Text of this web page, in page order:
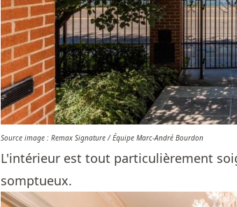
Source image : Remax Signature / Équipe Marc-André Bourdon
L'intérieur est tout particulièrement
somptueux.